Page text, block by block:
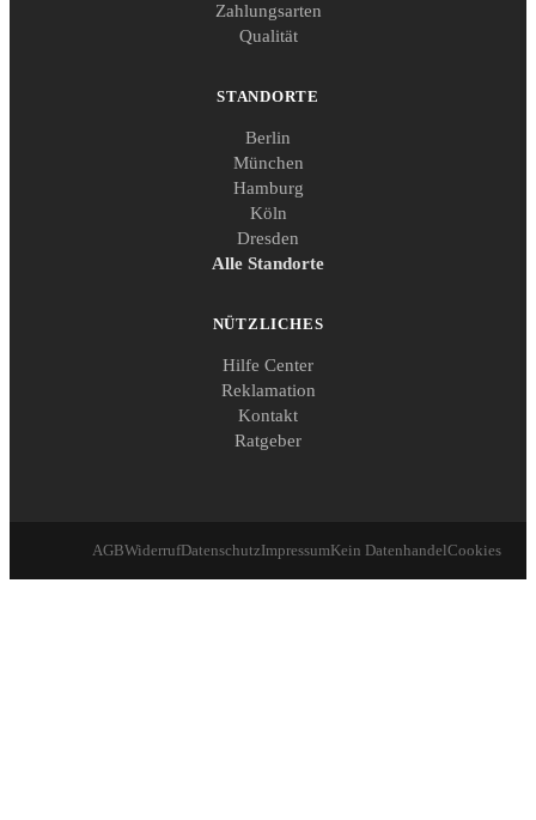
Zahlungsarten
Qualität
STANDORTE
Berlin
München
Hamburg
Köln
Dresden
Alle Standorte
NÜTZLICHES
Hilfe Center
Reklamation
Kontakt
Ratgeber
AGBWiderrufDatenschutzImpressumKein DatenhandelCookies